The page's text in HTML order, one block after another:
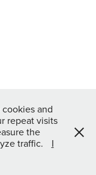
and
repeat visits
the
traffic.
I